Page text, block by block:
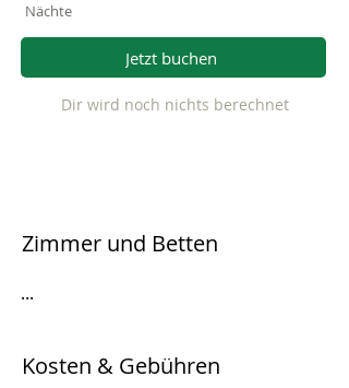
Nächte
Jetzt buchen
Dir wird noch nichts berechnet
Zimmer und Betten
...
Kosten & Gebühren